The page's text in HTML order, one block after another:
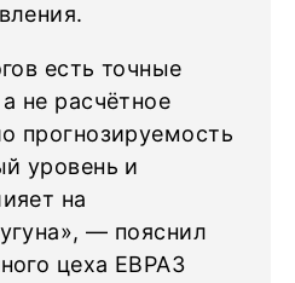
есть точные
не расчётное
прогнозируемость
уровень и
на
— пояснил
цеха ЕВРАЗ